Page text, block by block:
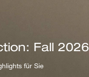
Fall 2026
für Sie